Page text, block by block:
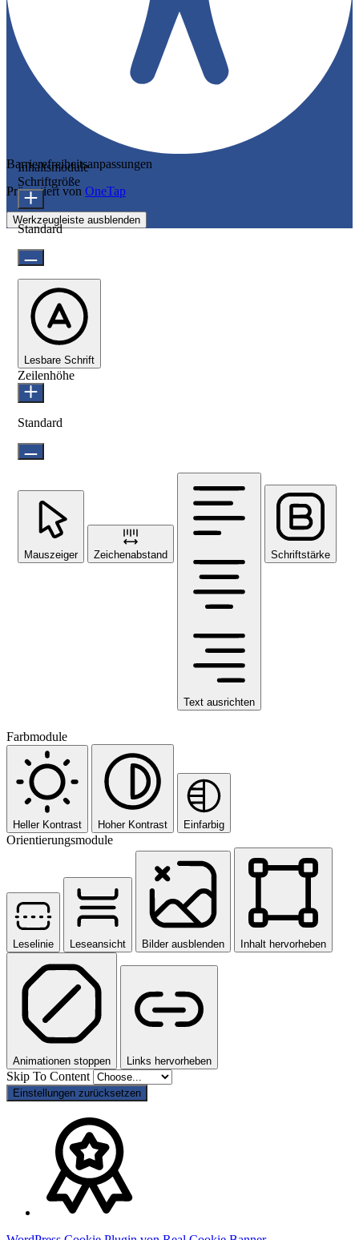
Barrierefreiheitsanpassungen
Präsentiert von OneTap
Werkzeugleiste ausblenden
Inhaltsmodule
Schriftgröße
Standard
Lesbare Schrift
Zeilenhöhe
Standard
Mauszeiger Zeichenabstand
Text ausrichten
Schriftstärke
Farbmodule
Heller Kontrast Hoher Kontrast Einfarbig
Orientierungsmodule
Leselinie Leseansicht Bilder ausblenden Inhalt hervorheben
Animationen stoppen Links hervorheben
Skip To Content
Einstellungen zurücksetzen